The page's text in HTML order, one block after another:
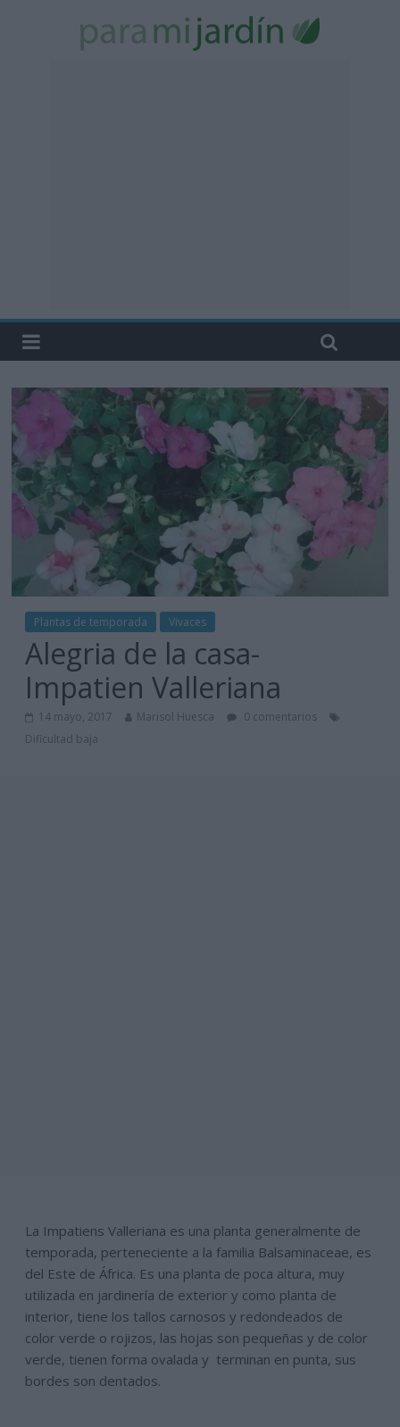
Plantas de temporada Vivaces
Alegria de la casa-
Impatien Valleriana
14 mayo, 2017 Marisol Huesca
0 comentarios
Dificultad baja
La Impatiens Valleriana es una planta generalmente de
temporada, perteneciente a la familia Balsaminaceae, es
del Este de África. Es una planta de poca altura, muy
utilizada en jardinería de exterior y como planta de
interior, tiene los tallos carnosos y redondeados de
color verde o rojizos, las hojas son pequeñas y de color
verde, tienen forma ovalada y terminan en punta, sus
bordes son dentados.